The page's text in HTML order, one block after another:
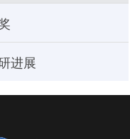
进展